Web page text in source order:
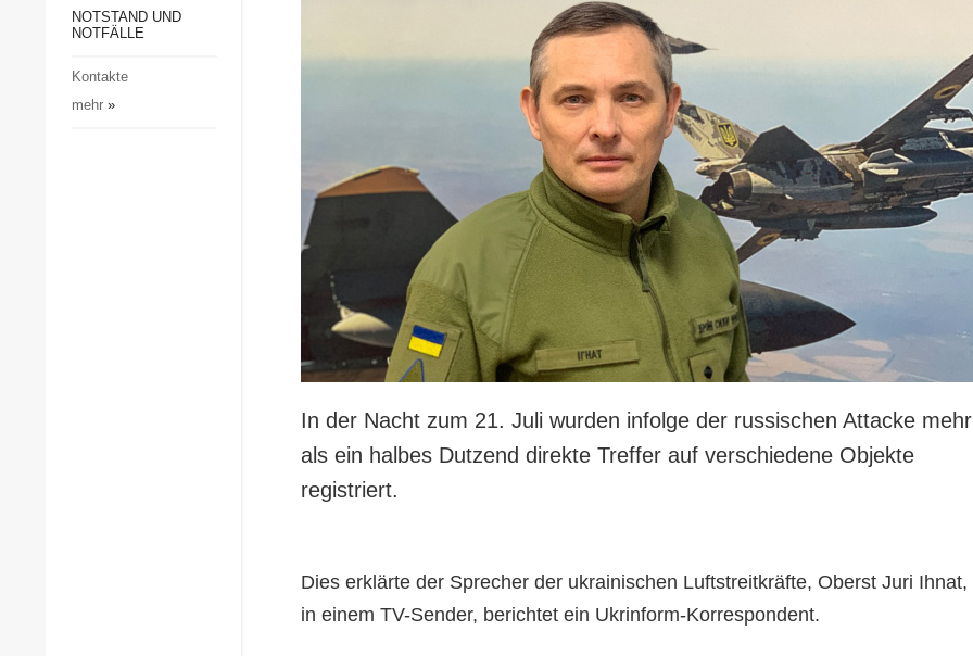
Gesellschaft und Kultur
NOTSTAND UND
NOTFÄLLE
Kontakte
mehr»
In der Nacht zum 21. Juli wurden infolge der russischen Attacke mehr
als ein halbes Dutzend direkte Treffer auf verschiedene Objekte
registriert.
Dies erklärte der Sprecher der ukrainischen Luftstreitkräfte, Oberst Juri Ihnat,
in einem TV-Sender, berichtet ein Ukrinform-Korrespondent.